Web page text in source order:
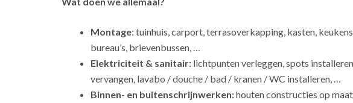
Montage: tuinhuis, carport, terrasoverkapping, kasten,
bureau’s, brievenbussen, …
Elektriciteit & sanitair: lichtpunten verleggen, spots
vervangen, lavabo / douche / bad / kranen / WC installeren, …
Binnen- en buitenschrijnwerken:houten constructies op